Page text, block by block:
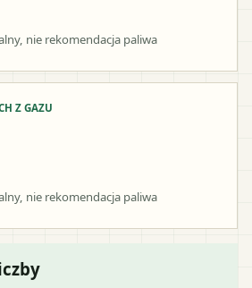
nie rekomendacja paliwa
Z GAZU
nie rekomendacja paliwa